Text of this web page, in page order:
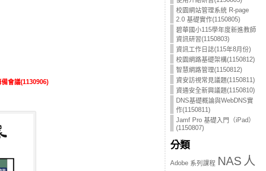
會議(1130906)
校園網站管理系統 R-page
2.0 基礎實作(1150805)
碧華國小115學年度新進教師
資訊研習(1150803)
資訊工作日誌(115年8月份)
校園網路基礎架構(1150812)
智慧網路管理(1150812)
資安訪視常見議題(1150811)
資通安全新興議題(1150810)
DNS基礎概論與WebDNS實
作(1150811)
Jamf Pro 基礎入門（iPad）
(1150807)
分類
Adobe 系列課程 NAS 人